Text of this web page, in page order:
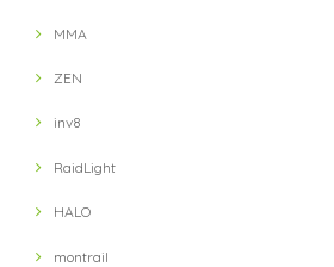
MMA
ZEN
inv8
RaidLight
HALO
montrail